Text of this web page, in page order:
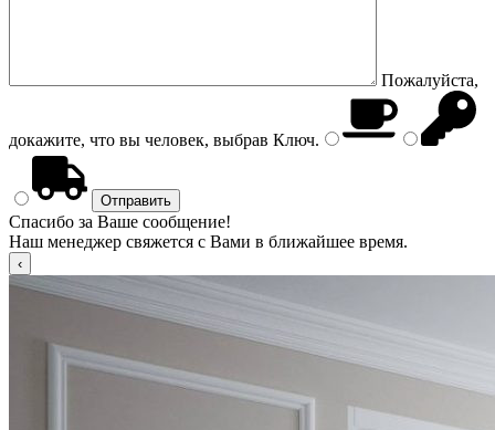
Пожалуйста,
докажите, что вы человек, выбрав Ключ.
Спасибо за Ваше сообщение!
Наш менеджер свяжется с Вами в ближайшее время.